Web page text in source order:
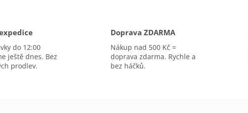
do 12:00
ještě dnes. Bez
prodlev.
Doprava ZDARMA
Nákup nad 500 Kč =
doprava zdarma. Rychle a
bez háčků.